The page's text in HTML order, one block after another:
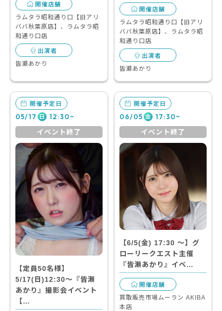
開催店舗
ラムタラ昭和通り口【旧アリ
ババ秋葉原店】、ラムタラ昭
和通り口店
出演者
皆瀬あかり
開催店舗
ラムタラ昭和通り口【旧アリ
ババ秋葉原店】、ラムタラ昭
和通り口店
出演者
皆瀬あかり
開催予定日
05/17 日 12:30~
イベント終了
【定員50名様】
5/17(日)12:30～『皆瀬
あかり』撮影会イベント
【…
開催予定日
06/05 金 17:30~
イベント終了
【6/5(金) 17:30 〜】グ
ローリークエスト主催
『皆瀬あかり』イベ…
開催店舗
買取販売市場ムーラン AKIBA
本店